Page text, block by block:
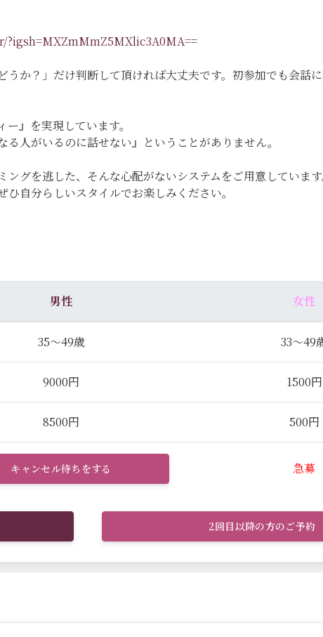
=
うか？」だけ判断して頂ければ大丈夫です。初参加でも会話
』を実現しています。
人がいるのに話せない』ということがありません。
ングを逃した、そんな心配がないシステムをご用意していま
自分らしいスタイルでお楽しみください。
男性 女性
35～49歳 33～49
9000円 1500円
8500円 500円
キャンセル待ちをする 急募
2回目以降の方のご予約